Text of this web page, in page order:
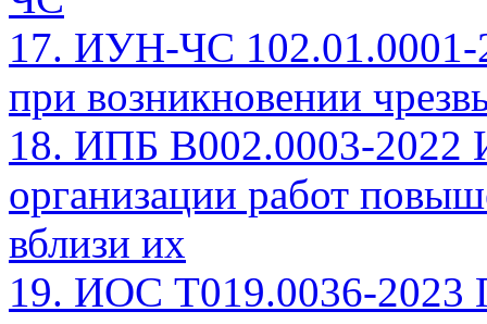
17. ИУН-ЧС 102.01.0001-
при возникновении
18. ИПБ В002.0003-2022
организации работ
вблизи их
19. ИОС Т019.0036-2023